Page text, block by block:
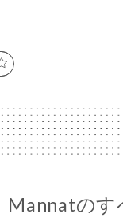
Mannatのす